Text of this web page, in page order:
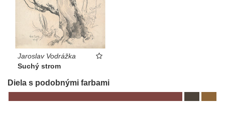
Jaroslav Vodrážka
Suchý strom
Diela s podobnými farbami